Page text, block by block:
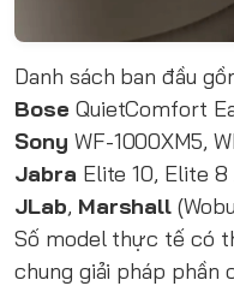
Danh sách ban đầu
Bose QuietComfort
Sony WF-1000XM5,
Jabra Elite 10, Elite
JLab, Marshall
Số model thực tế có
chung giải pháp phần